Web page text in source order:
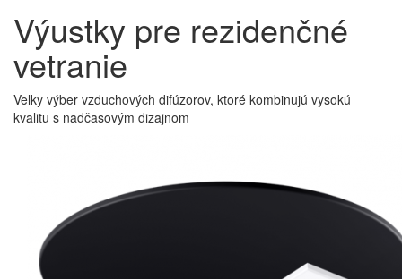
Výustky pre rezidenčné
vetranie
Veľky výber vzduchových difúzorov, ktoré kombinujú vysokú
kvalitu s nadčasovým dizajnom